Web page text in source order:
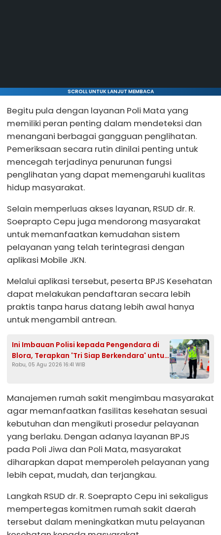
SCROLL UNTUK LANJUT MEMBACA
Begitu pula dengan layanan Poli Mata yang
memiliki peran penting dalam mendeteksi dan
menangani berbagai gangguan penglihatan.
Pemeriksaan secara rutin dinilai penting untuk
mencegah terjadinya penurunan fungsi
penglihatan yang dapat memengaruhi kualitas
hidup masyarakat.
Selain memperluas akses layanan, RSUD dr. R.
Soeprapto Cepu juga mendorong masyarakat
untuk memanfaatkan kemudahan sistem
pelayanan yang telah terintegrasi dengan
aplikasi Mobile JKN.
Melalui aplikasi tersebut, peserta BPJS Kesehatan
dapat melakukan pendaftaran secara lebih
praktis tanpa harus datang lebih awal hanya
untuk mengambil antrean.
Ini Imbauan Polisi kepada Pengendara di
Blora, Terapkan 'Tri Siap Berkendara' untuk
Cegah Kecelakaan
Rabu, 05 Agu 2026 16:41 WIB
Manajemen rumah sakit mengimbau masyarakat
agar memanfaatkan fasilitas kesehatan sesuai
kebutuhan dan mengikuti prosedur pelayanan
yang berlaku. Dengan adanya layanan BPJS
pada Poli Jiwa dan Poli Mata, masyarakat
diharapkan dapat memperoleh pelayanan yang
lebih cepat, mudah, dan terjangkau.
Langkah RSUD dr. R. Soeprapto Cepu ini sekaligus
mempertegas komitmen rumah sakit daerah
tersebut dalam meningkatkan mutu pelayanan